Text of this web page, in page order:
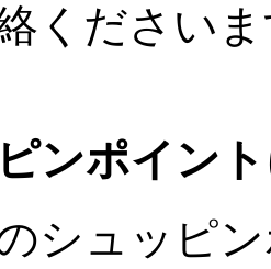
ください
ンポイン
シュッピ